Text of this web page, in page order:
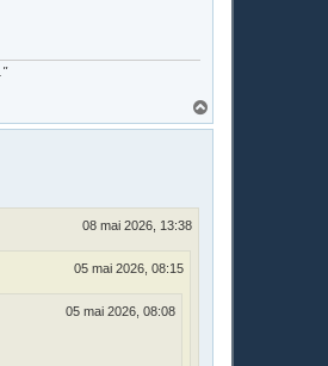
a
08 mai 2026, 13:38
05 mai 2026, 08:15
05 mai 2026, 08:08